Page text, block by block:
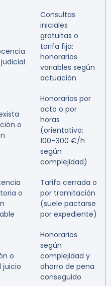
Consultas
iniciales
gratuitas o
tarifa fija;
honorarios
variables según
actuación
o
Honorarios por
acto o por
horas
(orientativo:
100–300 €/h
según
complejidad)
o
Tarifa cerrada o
por tramitación
(suele pactarse
por expediente)
o
juicio
Honorarios
según
complejidad y
ahorro de pena
conseguido